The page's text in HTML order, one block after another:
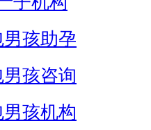
男孩助孕
孩咨询
孩机构